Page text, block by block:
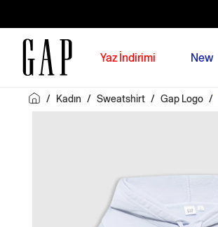
Yaz İndirimi New
/ Kadın / Sweatshirt / Gap Logo /